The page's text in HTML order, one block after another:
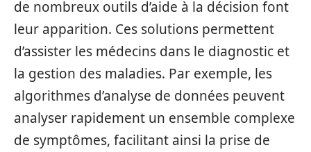
de nombreux outils d’aide à la décision font
leur apparition. Ces solutions permettent
d’assister les médecins dans le diagnostic et
la gestion des maladies. Par exemple, les
algorithmes d’analyse de données peuvent
analyser rapidement un ensemble complexe
de symptômes, facilitant ainsi la prise de